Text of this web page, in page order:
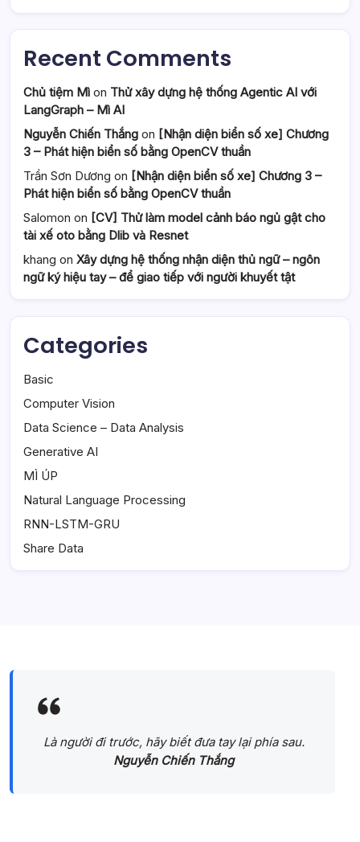
Recent Comments
Chủ tiệm Mì on Thử xây dựng hệ thống Agentic AI với
LangGraph – Mì AI
Nguyễn Chiến Thắng on [Nhận diện biển số xe] Chương
3 – Phát hiện biển số bằng OpenCV thuần
Trần Sơn Dương on [Nhận diện biển số xe] Chương 3 –
Phát hiện biển số bằng OpenCV thuần
Salomon on [CV] Thử làm model cảnh báo ngủ gật cho
tài xế oto bằng Dlib và Resnet
khang on Xây dựng hệ thống nhận diện thủ ngữ – ngôn
ngữ ký hiệu tay – để giao tiếp với người khuyết tật
Categories
Basic
Computer Vision
Data Science – Data Analysis
Generative AI
MÌ ÚP
Natural Language Processing
RNN-LSTM-GRU
Share Data
Là người đi trước, hãy biết đưa tay lại phía sau.
Nguyễn Chiến Thắng